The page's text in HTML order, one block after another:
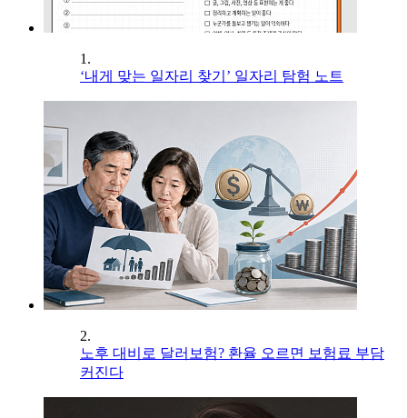
1.
‘내게 맞는 일자리 찾기’ 일자리 탐험 노트
2.
노후 대비로 달러보험? 환율 오르면 보험료 부담
커진다